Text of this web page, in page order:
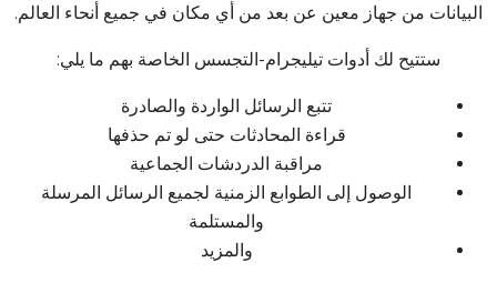
البيانات من جهاز معين عن بعد من أي مكان في جميع أنحاء العالم.
ستتيح لك أدوات تيليجرام-التجسس الخاصة بهم ما يلي:
تتبع الرسائل الواردة والصادرة
قراءة المحادثات حتى لو تم حذفها
مراقبة الدردشات الجماعية
الوصول إلى الطوابع الزمنية لجميع الرسائل المرسلة
والمستلمة
والمزيد